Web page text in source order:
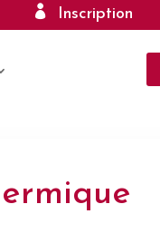
Inscription